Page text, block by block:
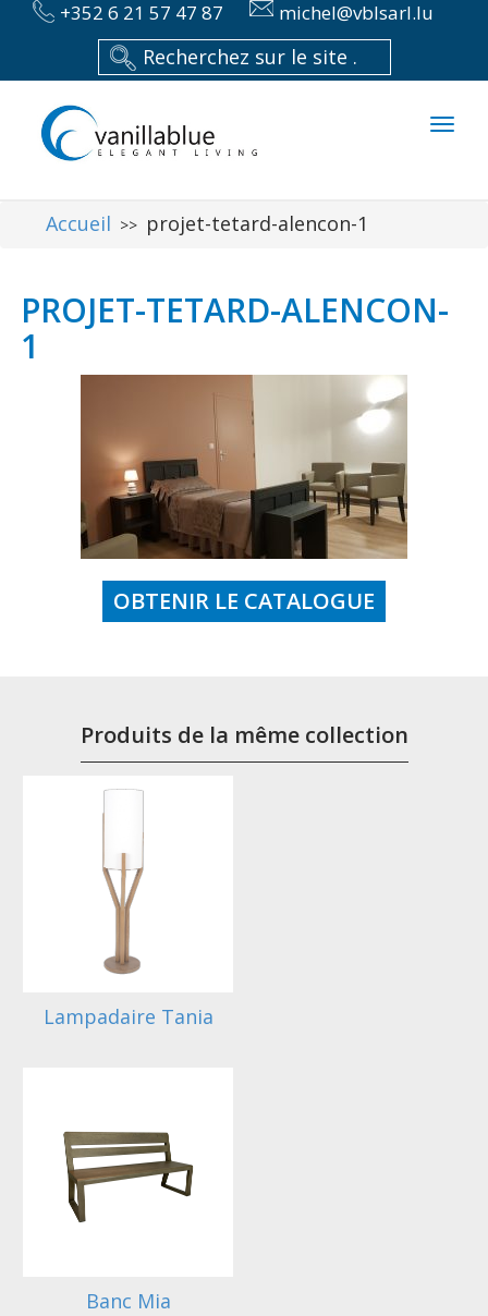
+352 6 21 57 47 87 michel@vblsarl.lu
Accueil >> projet-tetard-alencon-1
PROJET-TETARD-ALENCON-
1
OBTENIR LE CATALOGUE
Produits de la même collection
Lampadaire Tania
Banc Mia